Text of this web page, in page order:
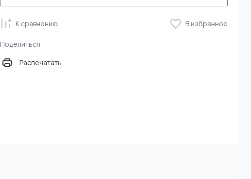
К сравнению В избранное
Поделиться
Распечатать